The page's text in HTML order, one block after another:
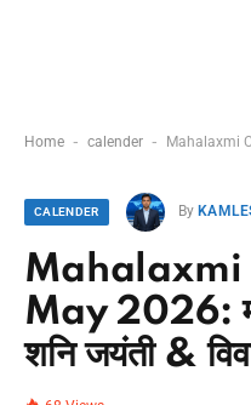
Home - calender - Mahalaxmi
CALENDER By
May 2026: मई
शनि जयंती &